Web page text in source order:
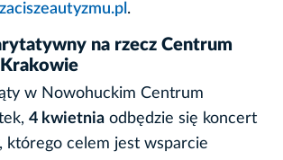
zaciszeautyzmu.pl .
na rzecz Centrum
w Nowohuckim Centrum
4 kwietnia odbędzie się koncert
którego celem jest wsparcie